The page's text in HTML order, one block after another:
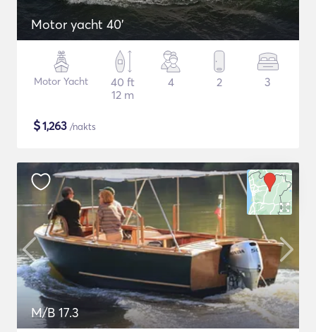
Motor yacht 40'
Motor Yacht
40 ft
12 m
4 2 3
$1,263 /nakts
M/B 17.3